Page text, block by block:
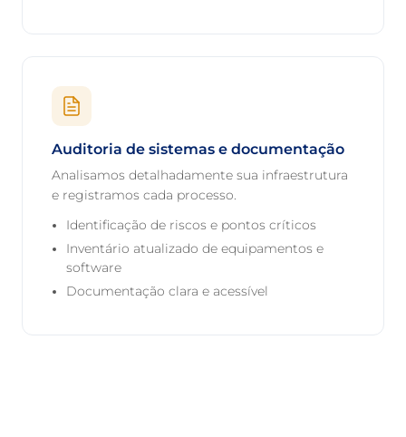
Auditoria de sistemas e documentação
Analisamos detalhadamente sua infraestrutura
e registramos cada processo.
Identificação de riscos e pontos críticos
Inventário atualizado de equipamentos e
software
Documentação clara e acessível